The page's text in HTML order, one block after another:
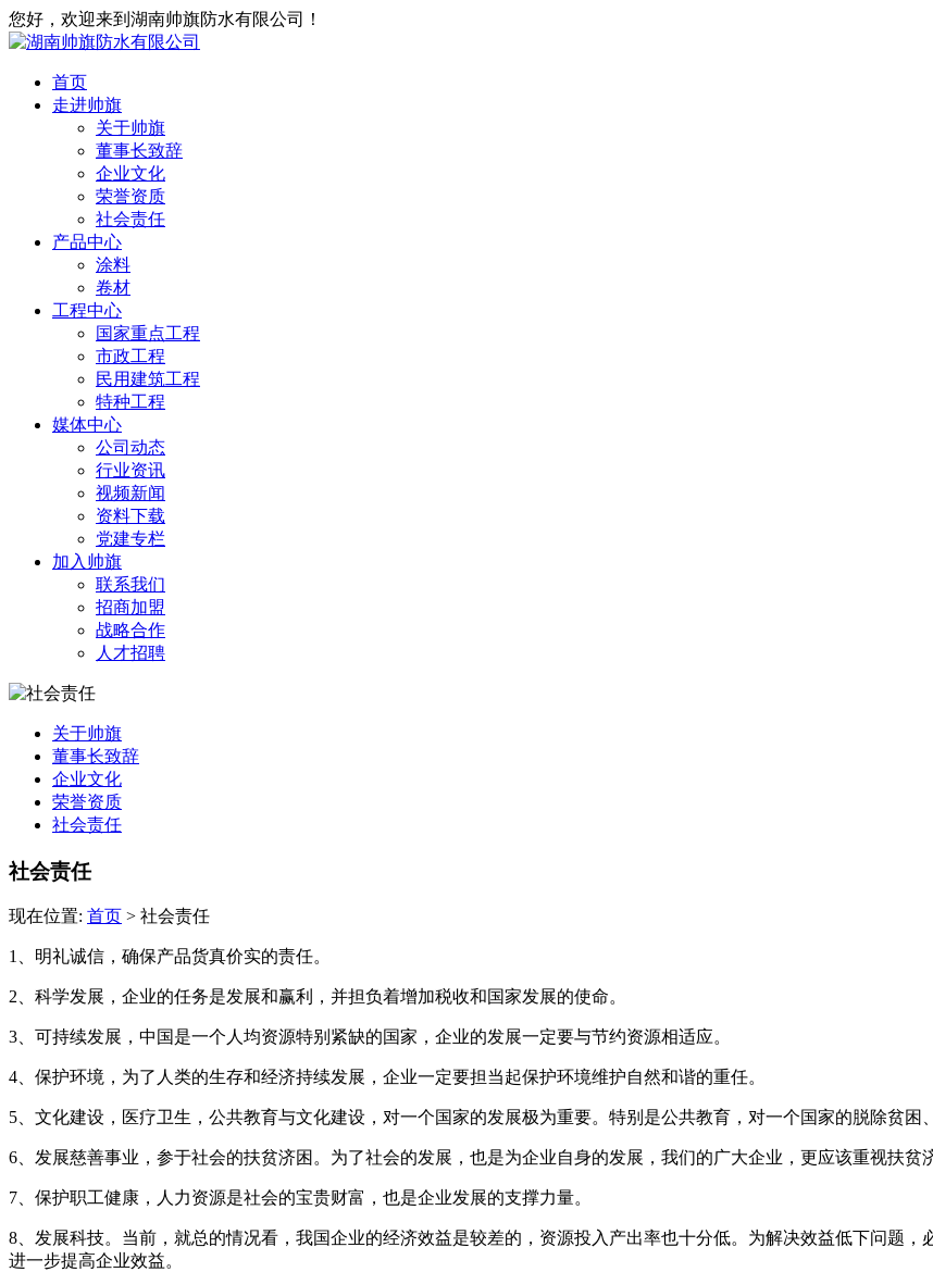
您好，欢迎来到湖南帅旗防水有限公司！
首页
走进帅旗
关于帅旗
董事长致辞
企业文化
荣誉资质
社会责任
产品中心
涂料
卷材
工程中心
国家重点工程
市政工程
民用建筑工程
特种工程
媒体中心
公司动态
行业资讯
视频新闻
资料下载
党建专栏
加入帅旗
联系我们
招商加盟
战略合作
人才招聘
关于帅旗
董事长致辞
企业文化
荣誉资质
社会责任
社会责任
现在位置: 首页 > 社会责任
1、明礼诚信，确保产品货真价实的责任。
2、科学发展，企业的任务是发展和赢利，并担负着增加税收和国家发展的使命。
3、可持续发展，中国是一个人均资源特别紧缺的国家，企业的发展一定要与节约资源相适应。
4、保护环境，为了人类的生存和经济持续发展，企业一定要担当起保护环境维护自然和谐的重任。
5、文化建设，医疗卫生，公共教育与文化建设，对一个国家的发展极为重要。特别是公共教育，对一个国家的脱除贫困
6、发展慈善事业，参于社会的扶贫济困。为了社会的发展，也是为企业自身的发展，我们的广大企业，更应该重视扶贫
7、保护职工健康，人力资源是社会的宝贵财富，也是企业发展的支撑力量。
8、发展科技。当前，就总的情况看，我国企业的经济效益是较差的，资源投入产出率也十分低。为解决效益低下问题
进一步提高企业效益。